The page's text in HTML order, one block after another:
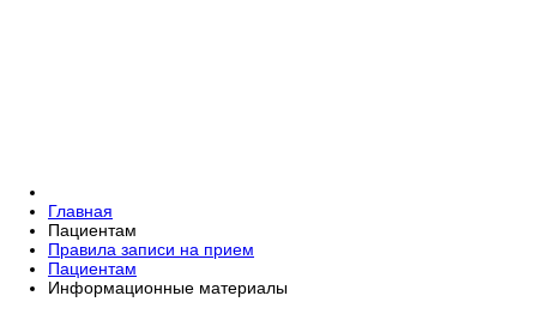
Главная
Пациентам
Правила записи на прием
Пациентам
Информационные материалы